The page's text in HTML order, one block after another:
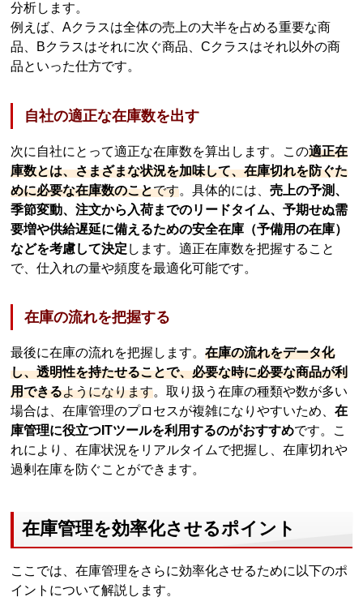
分析します。
例えば、Aクラスは全体の売上の大半を占める重要な商
品、Bクラスはそれに次ぐ商品、Cクラスはそれ以外の商
品といった仕方です。
自社の適正な在庫数を出す
次に自社にとって適正な在庫数を算出します。この適正在
庫数とは、さまざまな状況を加味して、在庫切れを防ぐた
めに必要な在庫数のことです。具体的には、売上の予測、
季節変動、注文から入荷までのリードタイム、予期せぬ需
要増や供給遅延に備えるための安全在庫（予備用の在庫）
などを考慮して決定 します。適正在庫数を把握すること
で、仕入れの量や頻度を最適化可能です。
在庫の流れを把握する
最後に在庫の流れを把握します。在庫の流れをデータ化
し、透明性を持たせることで、必要な時に必要な商品が利
用できるようになります。取り扱う在庫の種類や数が多い
場合は、在庫管理のプロセスが複雑になりやすいため、在
庫管理に役立つITツールを利用するのがおすすめです。こ
れにより、在庫状況をリアルタイムで把握し、在庫切れや
過剰在庫を防ぐことができます。
在庫管理を効率化させるポイント
ここでは、在庫管理をさらに効率化させるために以下のポ
イントについて解説します。